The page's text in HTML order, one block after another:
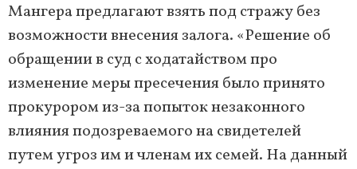
Мангера предлагают взять под стражу без
возможности внесения залога. «Решение об
обращении в суд с ходатайством про
изменение меры пресечения было принято
прокурором из-за попыток незаконного
влияния подозреваемого на свидетелей
путем угроз им и членам их семей. На данный